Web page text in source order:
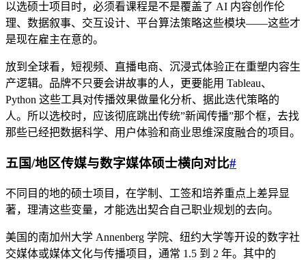
以选硕士项目时，必须看课程是不是覆盖了 AI 内容创作伦
理、数据叙事、交互设计、平台算法策略这些模块——这些才
是现在雇主在意的。
放到全球看，短视频、直播电商、沉浸式体验正在重塑内容生
产逻辑。品牌不只要会讲故事的人，更要能用 Tableau、
Python 这些工具对传播效果做量化分析、据此迭代策略的
人。所以选校时，应该彻底跳出传统”新闻传播”那个框，去找
那些已经把数据科学、用户体验和商业思维深度融合的项目。
五国/地区传媒与数字媒体硕士横向对比#
不同目的地的硕士项目，在学制、工签和培养重点上差异显
著，理清这些变量，才能选出契合自己职业规划的去向。
美国的南加州大学 Annenberg 学院、纽约大学等开设的数字社
交媒体或媒体文化与传播项目，通常 1.5 到 2 年。其中的